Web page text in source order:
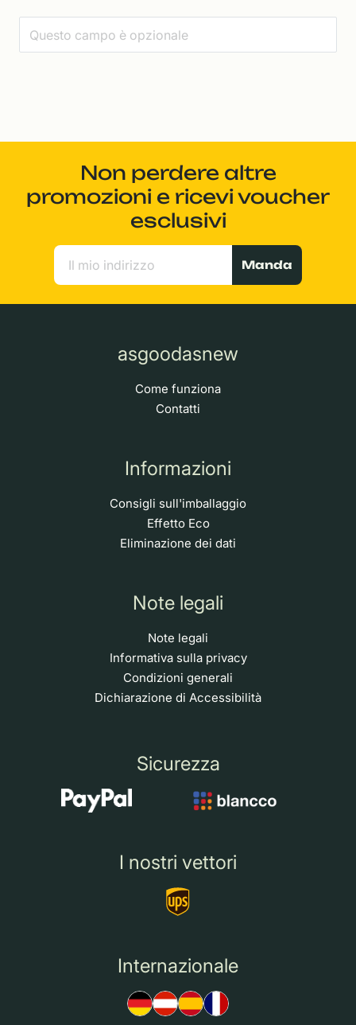
Non perdere altre
promozioni e ricevi voucher
esclusivi
Manda
asgoodasnew
Come funziona
Contatti
Informazioni
Consigli sull'imballaggio
Effetto Eco
Eliminazione dei dati
Note legali
Note legali
Informativa sulla privacy
Condizioni generali
Dichiarazione di Accessibilità
Sicurezza
I nostri vettori
Internazionale